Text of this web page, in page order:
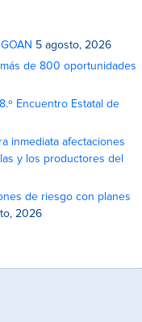
5 agosto, 2026
de 800 oportunidades
Encuentro Estatal de
inmediata afectaciones
y los productores del
de riesgo con planes
2026